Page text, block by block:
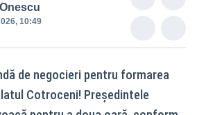
10:49
de negocieri pentru formarea
Cotroceni! Președintele